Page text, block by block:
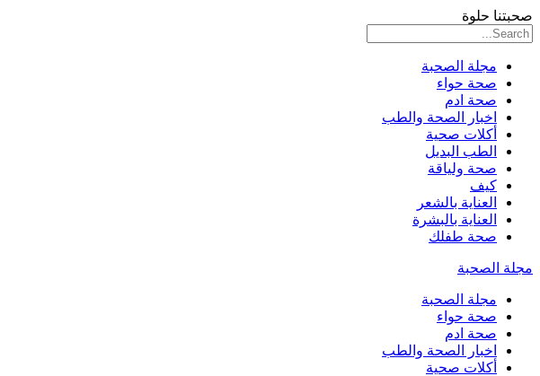
صحبتنا حلوة
مجلة الصحبة
صحة حواء
صحة ادم
اخبار الصحة والطب
أكلات صحية
الطب البديل
صحة ولياقة
كيف
العناية بالشعر
العناية بالبشرة
صحة طفلك
مجلة الصحبة
مجلة الصحبة
صحة حواء
صحة ادم
اخبار الصحة والطب
أكلات صحية